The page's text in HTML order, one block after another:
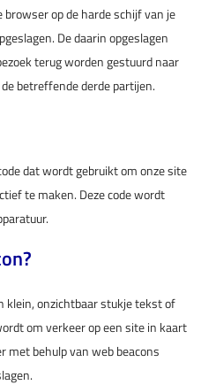
op de harde schijf van je
De daarin opgeslagen
terug worden gestuurd naar
betreffende derde partijen.
dat wordt gebruikt om onze site
te maken. Deze code wordt
klein, onzichtbaar stukje tekst of
om verkeer op een site in kaart
met behulp van web beacons